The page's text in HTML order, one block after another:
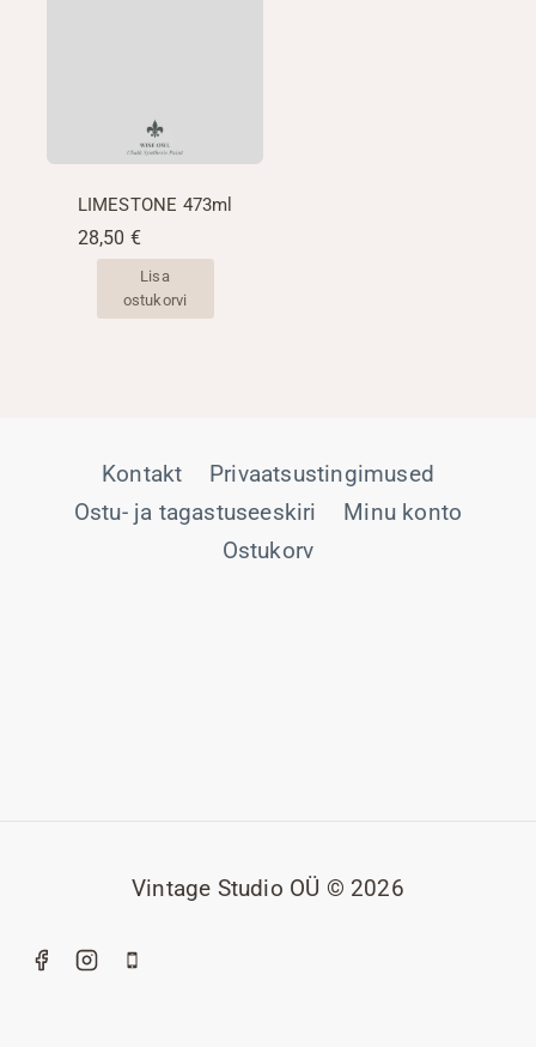
LIMESTONE 473ml
28,50 €
Lisa
ostukorvi
Kontakt
Privaatsustingimused
Ostu- ja tagastuseeskiri
Minu konto
Ostukorv
Vintage Studio OÜ © 2026